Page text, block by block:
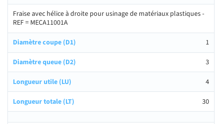
Fraise avec hélice à droite pour usinage de matériaux plastiques -
REF = MECA11001A
1
3
4
30